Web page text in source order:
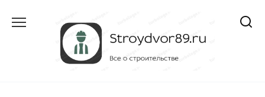
содержанию